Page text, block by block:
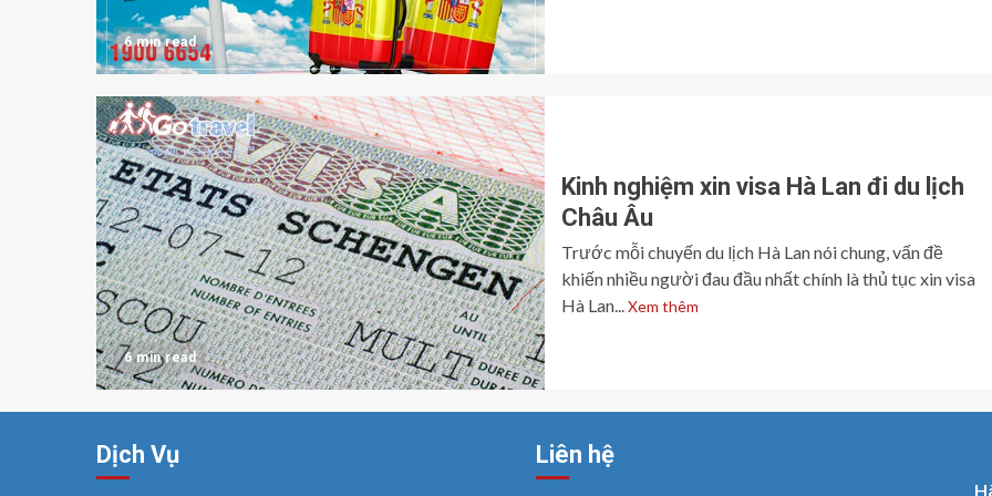
6 min read
6 min read
Kinh nghiệm xin visa Hà Lan đi du lịch
Châu Âu
Trước mỗi chuyến du lịch Hà Lan nói chung, vấn đề
khiến nhiều người đau đầu nhất chính là thủ tục xin visa
Hà Lan... Xem thêm
Dịch Vụ Liên hệ